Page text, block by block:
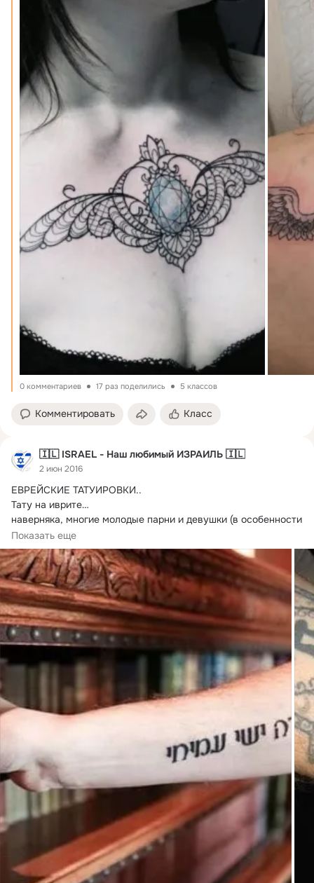
0 комментариев 17 раз поделились 5 классов
Комментировать Класс
🇮🇱 ISRAEL - Наш любимый ИЗРАИЛЬ 🇮🇱
2 июн 2016
ЕВРЕЙСКИЕ ТАТУИРОВКИ..
Тату на иврите…
наверняка, многие молодые парни и девушки (в особенности
те, кто имеет непосредственное отношение...
Показать еще